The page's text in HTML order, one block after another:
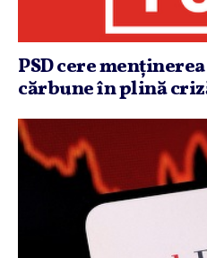
PSD cere
cărbune în plină